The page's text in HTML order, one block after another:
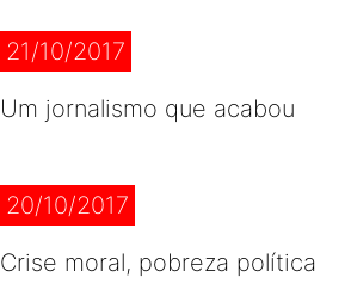
21/10/2017
Um jornalismo que acabou
20/10/2017
Crise moral, pobreza política